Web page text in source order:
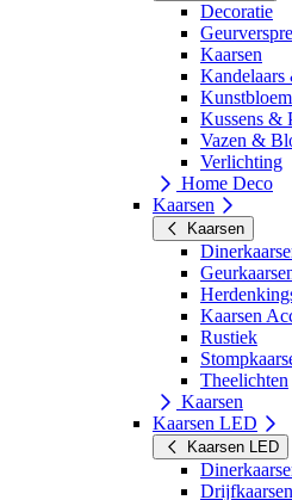
Decoratie
Kaarsen
Kandelaars
Kussens &
Vazen &
Verlichting
Home Deco
Kaarsen
Kaarsen
Kaarsen
Rustiek
Theelichten
Kaarsen
Kaarsen LED
Kaarsen LED